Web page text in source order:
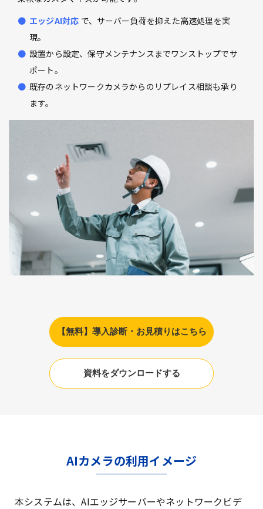
エッジAI対応 で、サーバー負荷を抑えた高速処理を実
現。
設置から設定、保守メンテナンスまでワンストップでサ
ポート。
既存のネットワークカメラからのリプレイス相談も承り
ます。
【無料】導入診断・お見積りはこちら
資料をダウンロードする
AIカメラの利用イメージ
本システムは、AIエッジサーバーやネットワークビデ